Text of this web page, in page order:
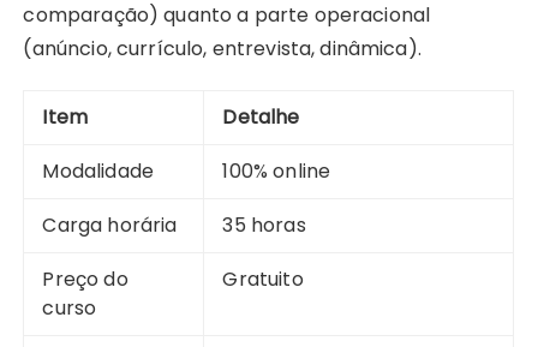
comparação) quanto a parte operacional
(anúncio, currículo, entrevista, dinâmica).
Item
Detalhe
Modalidade
100% online
Carga horária
35 horas
Preço do
curso
Gratuito